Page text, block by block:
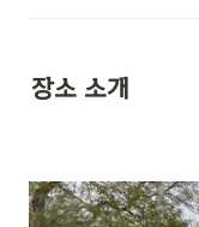
장소 소개